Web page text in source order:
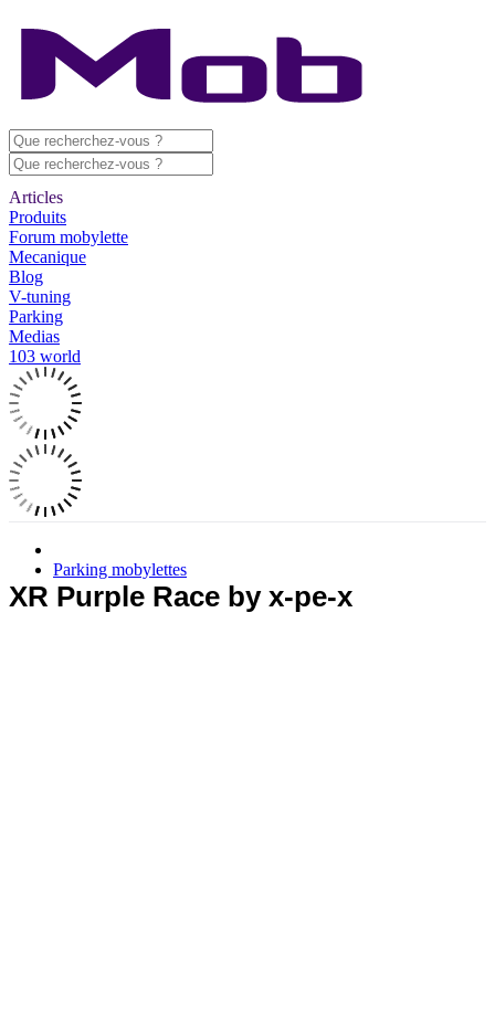
Articles
Produits
Forum mobylette
Mecanique
Blog
V-tuning
Parking
Medias
103 world
Parking mobylettes
XR Purple Race by x-pe-x